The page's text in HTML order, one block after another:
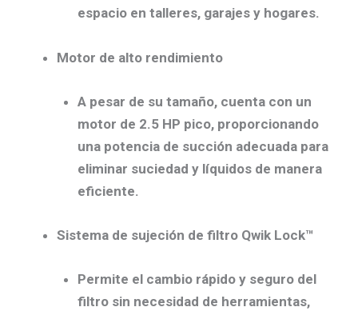
espacio en talleres, garajes y hogares.
Motor de alto rendimiento
A pesar de su tamaño, cuenta con un
motor de 2.5 HP pico, proporcionando
una potencia de succión adecuada para
eliminar suciedad y líquidos de manera
eficiente.
Sistema de sujeción de filtro Qwik Lock™
Permite el cambio rápido y seguro del
filtro sin necesidad de herramientas,